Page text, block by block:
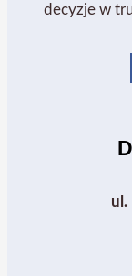
decyzje w
ul.